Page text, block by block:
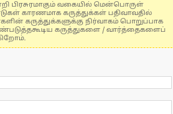
பிரசுரமாகும் வகையில் மென்பொருள்
காரணமாக கருத்துக்கள் பதிவாவதில்
கருத்துக்களுக்கு நிர்வாகம் பொறுப்பாக
கருத்துகளை / வார்த்தைகளைப்